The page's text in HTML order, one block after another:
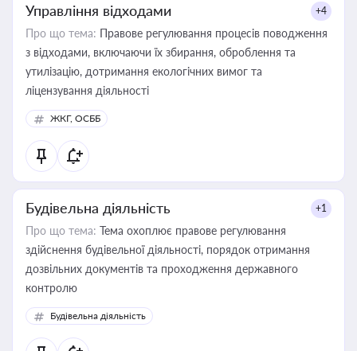
Управління відходами +4
Про що тема: Правове регулювання процесів поводження
з відходами, включаючи їх збирання, оброблення та
утилізацію, дотримання екологічних вимог та
ліцензування діяльності
ЖКГ, ОСББ
Будівельна діяльність +1
Про що тема: Тема охоплює правове регулювання
здійснення будівельної діяльності, порядок отримання
дозвільних документів та проходження державного
контролю
Будівельна діяльність